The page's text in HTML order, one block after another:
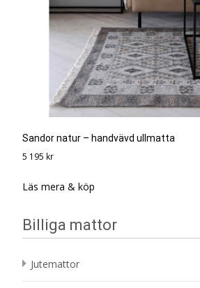
Sandor natur – handvävd ullmatta
5 195 kr
Läs mera & köp
Billiga mattor
Jutemattor